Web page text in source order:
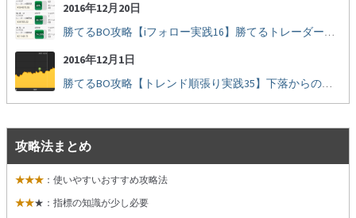
2016年12月20日
勝てるBO攻略【iフォロー実践16】勝てるトレーダーを見抜く
2016年12月1日
勝てるBO攻略【トレンド順張り実践35】下落からの反発を見極める
攻略法まとめ
★★★ ：使いやすいおすすめ攻略法
★★★：指標の知識が少し必要